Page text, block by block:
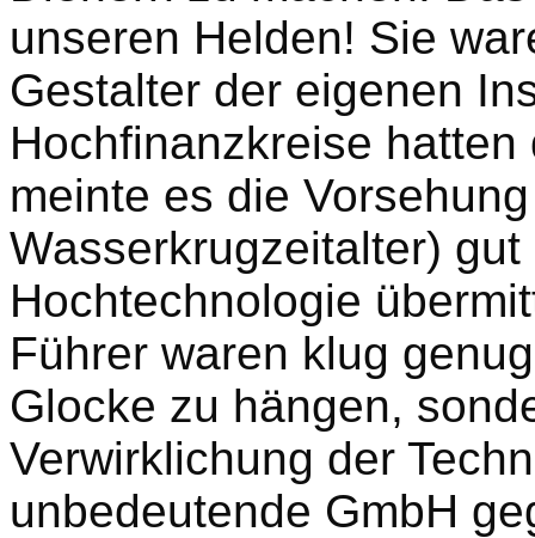
unseren Helden! Sie
Gestalter der eigenen
Hochfinanzkreise
meinte es die
Wasserkrugzeitalter)
Hochtechnologie
Führer waren klug
Glocke zu hängen,
Verwirklichung der
unbedeutende GmbH